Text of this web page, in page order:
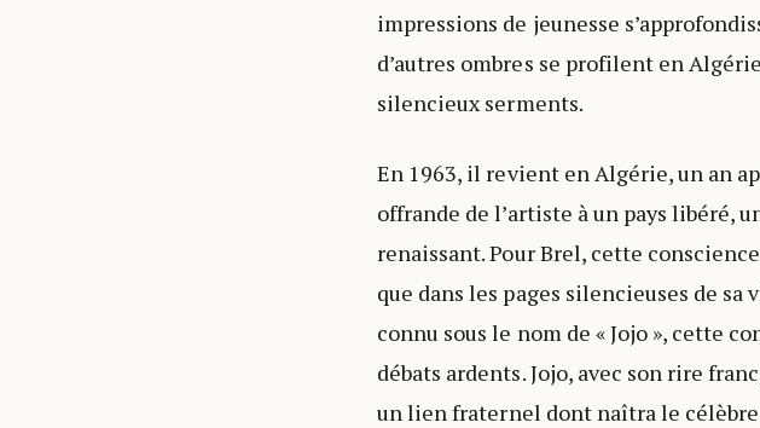
impressions de jeunesse
d’autres ombres se profilent en
silencieux serments.
En 1963, il revient en Algérie, un an
offrande de l’artiste à un pays libéré,
renaissant. Pour Brel, cette
que dans les pages silencieuses de sa
connu sous le nom de « Jojo », cette
débats ardents. Jojo, avec son rire
un lien fraternel dont naîtra le